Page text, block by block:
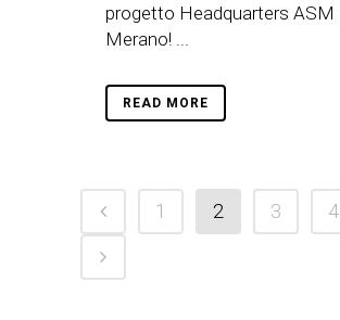
progetto Headquarters ASM
Merano! ...
READ MORE
1 2 3 4